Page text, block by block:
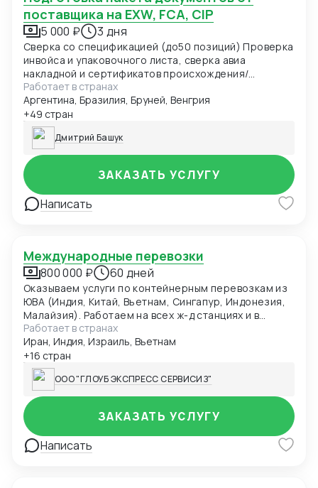
поставщика на EXW, FCA, CIP
5 000 ₽ 3 дня
Сверка со спецификацией (до50 позиций) Проверка
инвойса и упаковочного листа, сверка авиа
накладной и сертификатов происхождения/
качества Производителя
Работает в странах
Аргентина, Бразилия, Бруней, Венгрия
+49 стран
Дмитрий Башук
Написать
ЗАКАЗАТЬ УСЛУГУ
Международные перевозки
800 000 ₽ 60 дней
Оказываем услуги по контейнерным перевозкам из
ЮВА (Индия, Китай, Вьетнам, Сингапур, Индонезия,
Малайзия). Работаем на всех ж-д станциях и в
морских портах Китая.
Работает в странах
Иран, Индия, Израиль, Вьетнам
+16 стран
ООО "ГЛОУБ ЭКСПРЕСС СЕРВИСИЗ"
Написать
ЗАКАЗАТЬ УСЛУГУ